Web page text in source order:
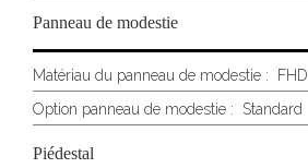
Panneau de modestie
Matériau du panneau de modestie : FHD
Option panneau de modestie : Standard
Piédestal